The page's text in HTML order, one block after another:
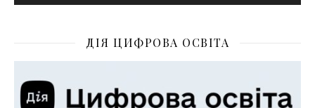
ДІЯ ЦИФРОВА ОСВІТА